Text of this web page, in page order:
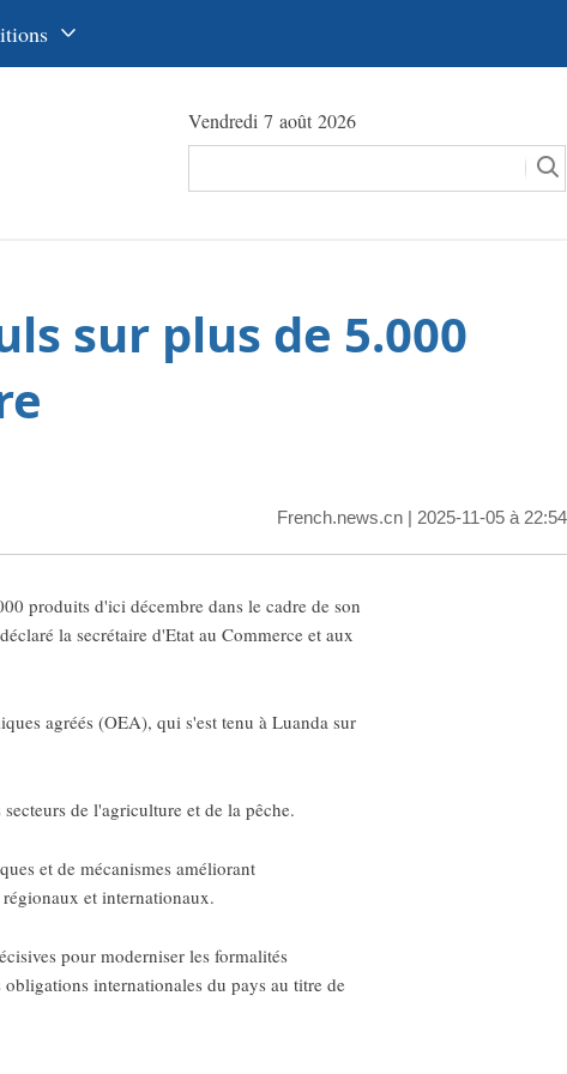
عربي
日本語
Vendredi 7 août 2026
sur plus de 5.000
French.news.cn | 2025-11-05 à 22:54
produits d'ici décembre dans le cadre de son
la secrétaire d'Etat au Commerce et aux
agréés (OEA), qui s'est tenu à Luanda sur
de l'agriculture et de la pêche.
et de mécanismes améliorant
et internationaux.
pour moderniser les formalités
internationales du pays au titre de